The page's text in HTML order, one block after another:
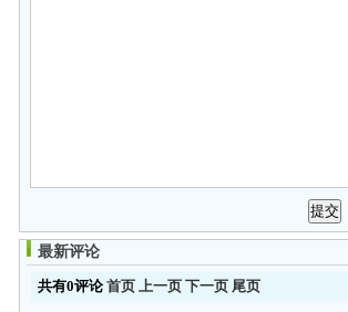
最新评论
共有0评论首页 上一页 下一页 尾页